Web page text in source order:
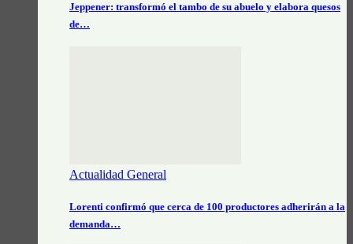
Jeppener: transformó el tambo de su abuelo y elabora quesos
de…
Actualidad General
Lorenti confirmó que cerca de 100 productores adherirán a la
demanda…